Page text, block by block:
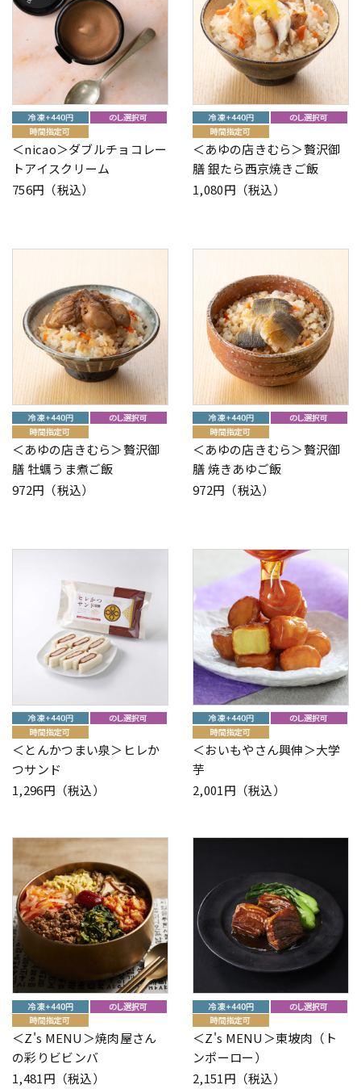
＜nicao＞ダブルチョコレー
トアイスクリーム
756円（税込）
＜あゆの店きむら＞贅沢御
膳 銀たら西京焼きご飯
1,080円（税込）
＜あゆの店きむら＞贅沢御
膳 牡蠣うま煮ご飯
972円（税込）
＜あゆの店きむら＞贅沢御
膳 焼きあゆご飯
972円（税込）
＜とんかつまい泉＞ヒレか
つサンド
1,296円（税込）
＜おいもやさん興伸＞大学
芋
2,001円（税込）
＜Z's MENU＞焼肉屋さん
の彩りビビンバ
1,481円（税込）
＜Z's MENU＞東坡肉（ト
ンポーロー）
2,151円（税込）